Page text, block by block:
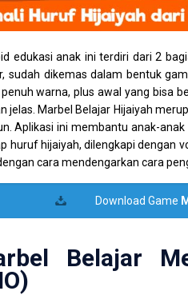
edukasi anak ini terdiri dari 2
sudah dikemas dalam bentuk
warna, plus awal yang bisa
jelas. Marbel Belajar Hijaiyah
Aplikasi ini membantu anak-
huruf hijaiyah, dilengkapi dengan
cara mendengarkan cara
Download Game
Belajar